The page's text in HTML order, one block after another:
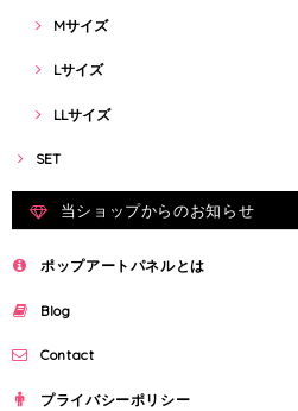
Mサイズ
Lサイズ
LLサイズ
SET
当ショップからのお知らせ
ポップアートパネルとは
Blog
Contact
プライバシーポリシー